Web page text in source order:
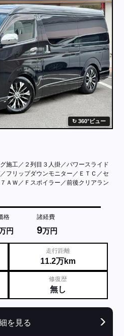
問い合わせ
360°ビュー
施工／２列目３人掛／パワースライド
フリップダウンモニター／ＥＴＣ／セ
ＡＷ／Ｆスポイラー／前後クリアラン
格
円
諸経費
9万円
走行距離
11.2万km
修復歴
無し
を見る